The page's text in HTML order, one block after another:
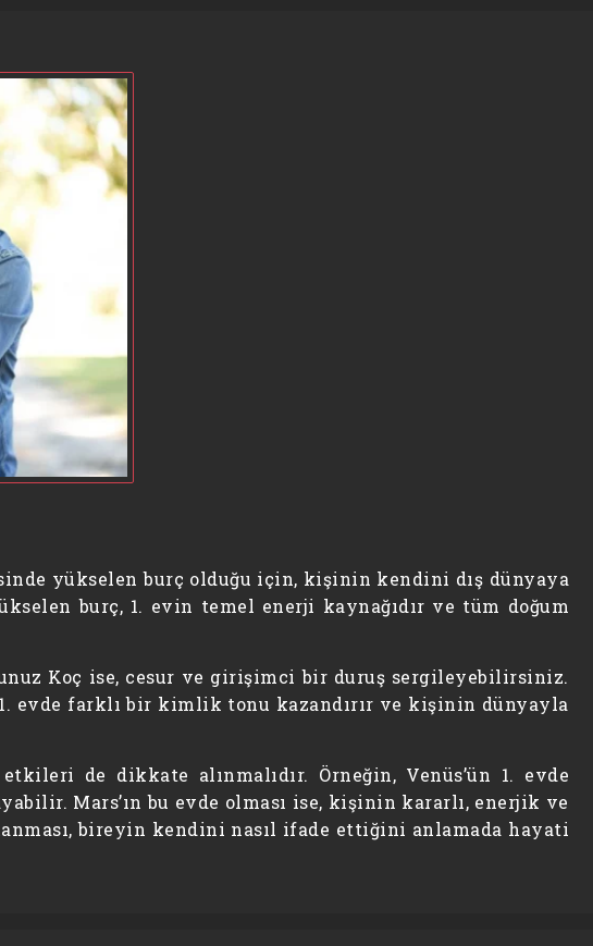
yükselen burç olduğu için, kişinin kendini dış dünyaya
burç, 1. evin temel enerji kaynağıdır ve tüm doğum
Koç ise, cesur ve girişimci bir duruş sergileyebilirsiniz.
evde farklı bir kimlik tonu kazandırır ve kişinin dünyayla
de dikkate alınmalıdır. Örneğin, Venüs’ün 1. evde
Mars’ın bu evde olması ise, kişinin kararlı, enerjik ve
bireyin kendini nasıl ifade ettiğini anlamada hayati